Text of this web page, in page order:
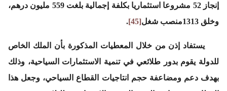
إنجاز 52 مشروعا استثماريا بكلفة إجمالية بلغت 559 مليون درهم،
وخلق 1313منصب شغل
[45]
.
يستفاد إذن من خلال المعطيات المذكورة بأن الملك الخاص
للدولة يقوم بدور طلائعي في تنمية الاستثمارات السياحية، وذلك
بهدف دعم ومضاعفة حجم انتاجيات القطاع السياحي، وجعل هذا